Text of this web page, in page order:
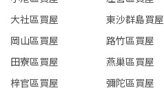
大社區買屋
東沙群島買屋
岡山區買屋
路竹區買屋
田寮區買屋
燕巢區買屋
梓官區買屋
彌陀區買屋